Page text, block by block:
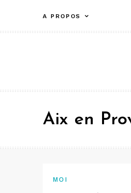
contenu
A PROPOS
Aix en
MOI